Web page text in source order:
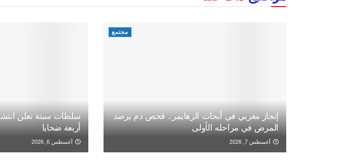
مجتمع
إنجاز مغربي في أبحاث الزهايمر.. فحص دم يرصد
المرض في مراحله الأولى
أغسطس 7, 2026
أربعة ضحايا
أغسطس 6, 2026